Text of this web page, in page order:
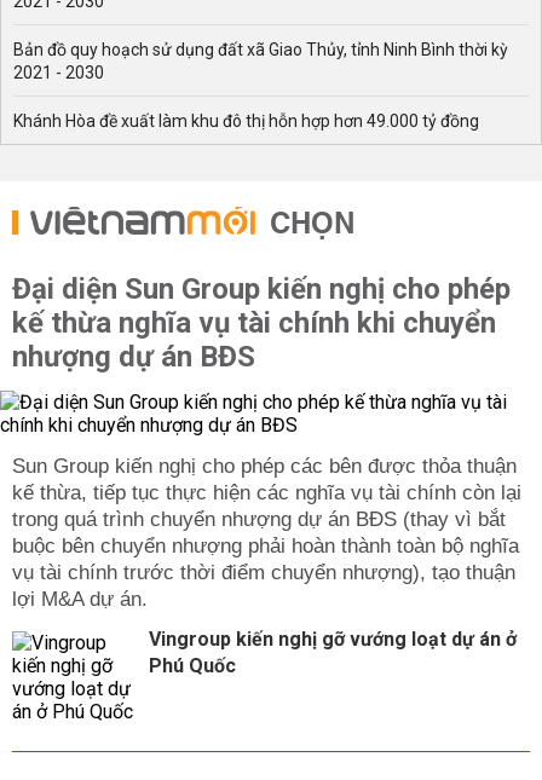
Bản đồ quy hoạch sử dụng đất xã Giao Thủy, tỉnh Ninh Bình thời kỳ
2021 - 2030
Khánh Hòa đề xuất làm khu đô thị hỗn hợp hơn 49.000 tỷ đồng
CHỌN
Đại diện Sun Group kiến nghị cho phép
kế thừa nghĩa vụ tài chính khi chuyển
nhượng dự án BĐS
Sun Group kiến nghị cho phép các bên được thỏa thuận
kế thừa, tiếp tục thực hiện các nghĩa vụ tài chính còn lại
trong quá trình chuyển nhượng dự án BĐS (thay vì bắt
buộc bên chuyển nhượng phải hoàn thành toàn bộ nghĩa
vụ tài chính trước thời điểm chuyển nhượng), tạo thuận
lợi M&A dự án.
Vingroup kiến nghị gỡ vướng loạt dự án ở
Phú Quốc